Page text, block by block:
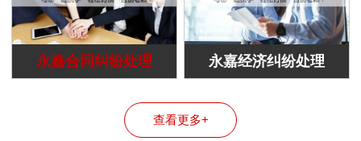
永嘉合同纠纷处理 永嘉经济纠纷处理
查看更多+